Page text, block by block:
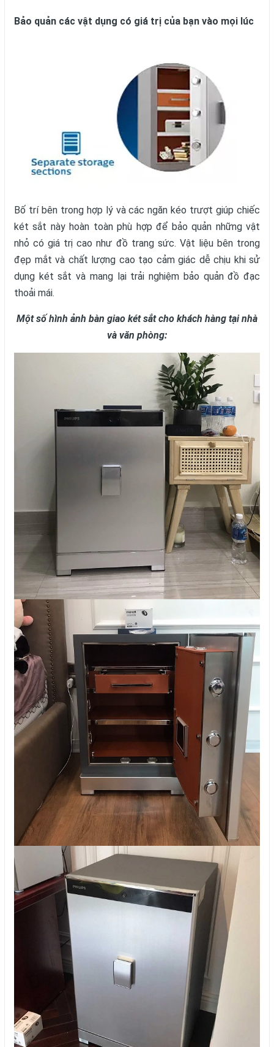
Bảo quản các vật dụng có giá trị của bạn vào mọi lúc
Bố trí bên trong hợp lý và các ngăn kéo trượt giúp chiếc
két sắt này hoàn toàn phù hợp để bảo quản những vật
nhỏ có giá trị cao như đồ trang sức. Vật liệu bên trong
đẹp mắt và chất lượng cao tạo cảm giác dễ chịu khi sử
dụng két sắt và mang lại trải nghiệm bảo quản đồ đạc
thoải mái.
Một số hình ảnh bàn giao két sắt cho khách hàng tại nhà
và văn phòng: